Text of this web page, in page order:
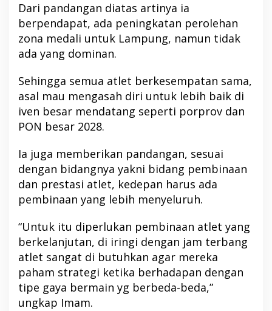
Dari pandangan diatas artinya ia
berpendapat, ada peningkatan perolehan
zona medali untuk Lampung, namun tidak
ada yang dominan.
Sehingga semua atlet berkesempatan sama,
asal mau mengasah diri untuk lebih baik di
iven besar mendatang seperti porprov dan
PON besar 2028.
Ia juga memberikan pandangan, sesuai
dengan bidangnya yakni bidang pembinaan
dan prestasi atlet, kedepan harus ada
pembinaan yang lebih menyeluruh.
“Untuk itu diperlukan pembinaan atlet yang
berkelanjutan, di iringi dengan jam terbang
atlet sangat di butuhkan agar mereka
paham strategi ketika berhadapan dengan
tipe gaya bermain yg berbeda-beda,”
ungkap Imam.